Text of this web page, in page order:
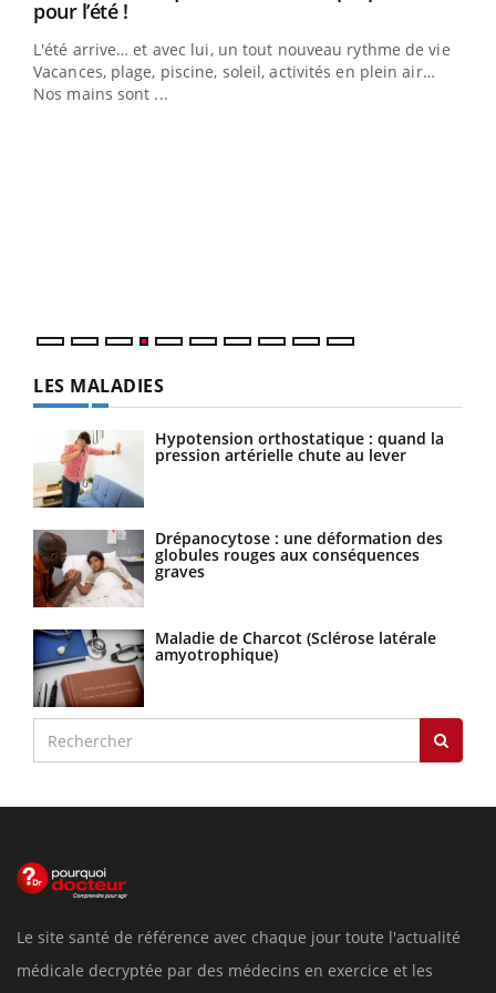
pour l’été !Youtube
L'été arrive… et avec lui, un tout nouveau rythme de vie !
Vacances, plage, piscine, soleil, activités en plein air…
Nos mains sont ...
LES MALADIES
Hypotension orthostatique : quand la
pression artérielle chute au lever
Drépanocytose : une déformation des
globules rouges aux conséquences
graves
Maladie de Charcot (Sclérose latérale
amyotrophique)
Le site santé de référence avec chaque jour toute l'actualité
médicale decryptée par des médecins en exercice et les